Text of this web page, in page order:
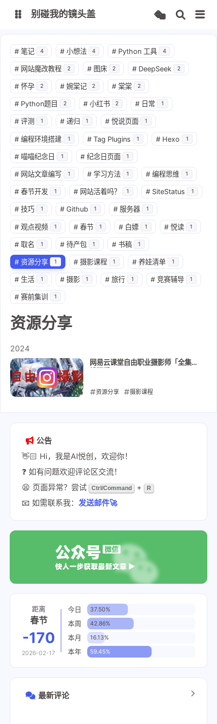
文档
FPManager CodeMark
IPMapper TurtleBrowser
思否 CSDN
知乎 掘金
别碰我的镜头盖
# 笔记 4 # 小想法 4 # Python 工具 4
# 网站魔改教程 2 # 图床 2 # DeepSeek 2
# 怀孕 2 # 婉棠记 2 # 棠棠 2
# Python题目 2 # 小红书 2 # 日常 1
# 评测 1 # 递归 1 # 悦说页面 1
# 编程环境搭建 1 # Tag Plugins 1 # Hexo 1
# 喵喵纪念日 1 # 纪念日页面 1
# 网站文章编写 1 # 学习方法 1 # 编程思维 1
# 春节开发 1 # 网站活着吗？ 1 # SiteStatus 1
# 技巧 1 # Github 1 # 服务器 1
# 观点视频 1 # 春节 1 # 白嫖 1 # 悦读 1
# 取名 1 # 待产包 1 # 书稿 1
# 资源分享 1 # 摄影课程 1 # 养娃清单 1
# 生活 1 # 摄影 1 # 旅行 1 # 竞赛辅导 1
# 赛前集训 1
资源分享
2024
网易云课堂自由职业摄影师「全集在
资源分享 摄影课程
公告
👋🏻 Hi，我是AI悦创，欢迎你！
❓ 如有问题欢迎评论区交流！
😫 页面异常？尝试
Ctrl/Command + R
📧 如需联系我： 发送邮件🚀
距离
春节
-170
2026-02-17
今日 37.50%
本周 42.86%
本月 16.13%
本年 59.45%
最新评论